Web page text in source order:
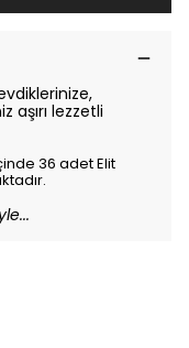
aşırı lezzetli
36 adet Elit